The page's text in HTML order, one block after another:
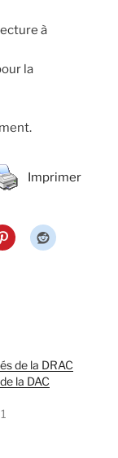
à
la
Imprimer
de la DRAC
la DAC